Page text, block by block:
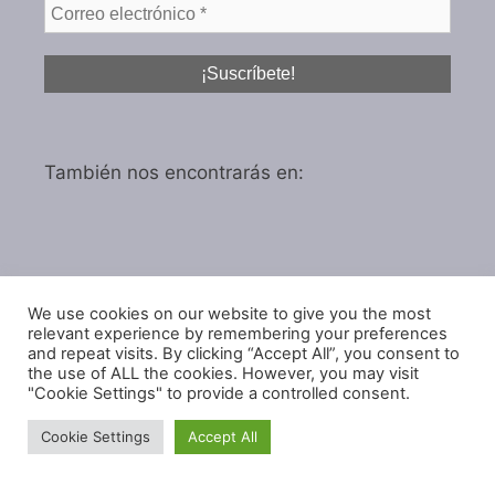
También nos encontrarás en:
Política de privacidad
Política de cookies
© 2026 IGARol Estudio• Creado con
We use cookies on our website to give you the most
relevant experience by remembering your preferences
and repeat visits. By clicking “Accept All”, you consent to
the use of ALL the cookies. However, you may visit
"Cookie Settings" to provide a controlled consent.
Cookie Settings Accept All